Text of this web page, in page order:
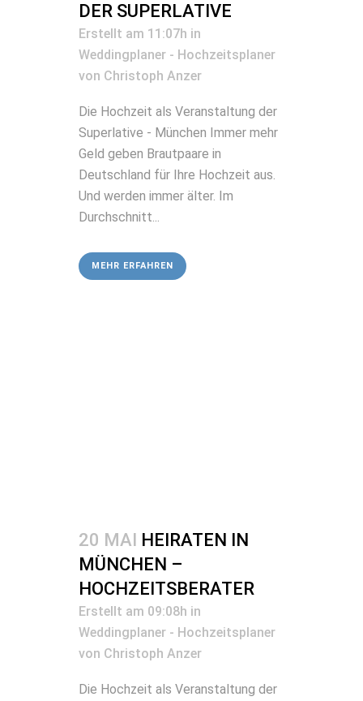
DER SUPERLATIVE
Erstellt am 11:07h in
Weddingplaner - Hochzeitsplaner
von Christoph Anzer
Die Hochzeit als Veranstaltung der
Superlative - München Immer mehr
Geld geben Brautpaare in
Deutschland für Ihre Hochzeit aus.
Und werden immer älter. Im
Durchschnitt...
MEHR ERFAHREN
20 MAI HEIRATEN IN
MÜNCHEN –
HOCHZEITSBERATER
Erstellt am 09:08h in
Weddingplaner - Hochzeitsplaner
von Christoph Anzer
Die Hochzeit als Veranstaltung der